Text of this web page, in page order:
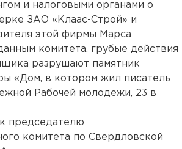
и налоговыми органами о
ЗАО «Клаас-Строй» и
этой фирмы Марса
комитета, грубые действия
разрушают памятник
«Дом, в котором жил писатель
Рабочей молодежи, 23 в
председателю
комитета по Свердловской